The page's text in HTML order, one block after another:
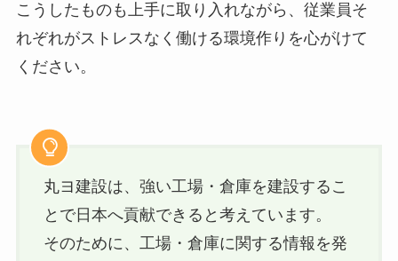
こうしたものも上手に取り入れながら、従業員そ
れぞれがストレスなく働ける環境作りを心がけて
ください。
丸ヨ建設は、強い工場・倉庫を建設するこ
とで日本へ貢献できると考えています。
そのために、工場・倉庫に関する情報を発